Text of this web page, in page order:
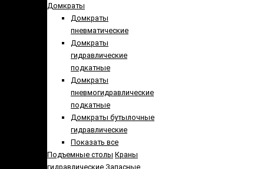
Домкраты
Домкраты
пневматические
Домкраты
гидравлические
подкатные
Домкраты
пневмогидравлические
подкатные
Домкраты бутылочные
гидравлические
Показать все
Подъемные столы Краны
гидравлические Запасные